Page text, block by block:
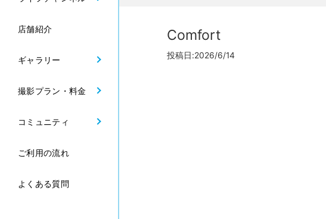
店舗紹介
ギャラリー
撮影プラン・料金
コミュニティ
ご利用の流れ
よくある質問
Comfort
投稿日:2026/6/14